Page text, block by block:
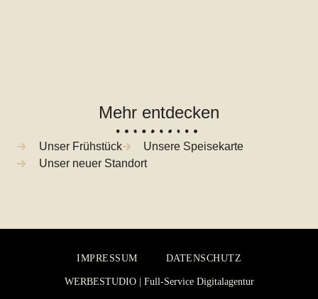
Mehr entdecken
Unser Frühstück
Unsere Speisekarte
Unser neuer Standort
IMPRESSUM DATENSCHUTZ
WERBESTUDIO | Full-Service Digitalagentur